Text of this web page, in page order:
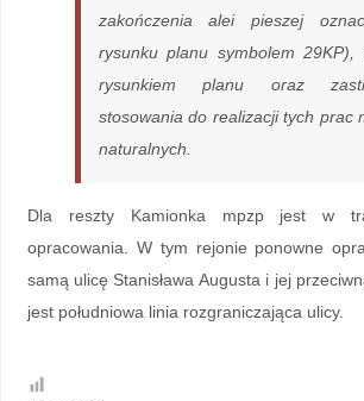
zakończenia alei pieszej
rysunku planu symbolem 29KP),
rysunkiem planu oraz
stosowania do realizacji tych prac
naturalnych.
Dla reszty Kamionka mpzp jest w
opracowania. W tym rejonie ponowne
samą ulicę Stanisława Augusta i jej
jest południowa linia rozgraniczająca ulicy.